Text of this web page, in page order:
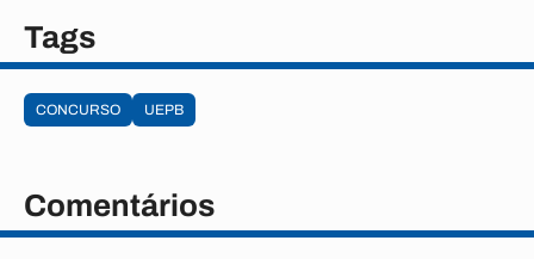
Tags
CONCURSO UEPB
Comentários